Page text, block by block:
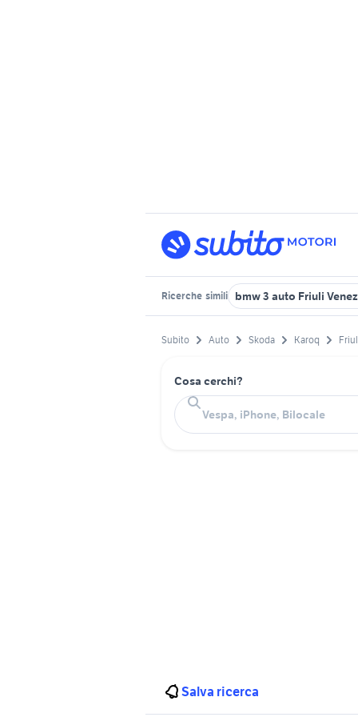
Ricerche simili bmw 3 auto Friuli
Subito Auto Skoda Karoq
Cosa cerchi?
Salva ricerca